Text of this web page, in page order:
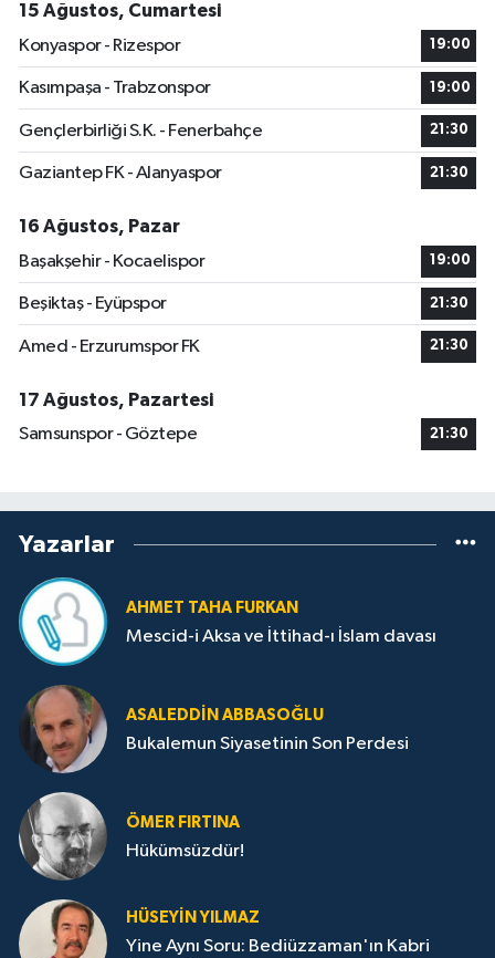
15 Ağustos, Cumartesi
Konyaspor - Rizespor
19:00
Kasımpaşa - Trabzonspor 19:00
Gençlerbirliği S.K. - Fenerbahçe 21:30
Gaziantep FK - Alanyaspor 21:30
16 Ağustos, Pazar
Başakşehir - Kocaelispor
19:00
Beşiktaş - Eyüpspor 21:30
Amed - Erzurumspor FK 21:30
17 Ağustos, Pazartesi
Samsunspor - Göztepe
21:30
Yazarlar
AHMET TAHA FURKAN
Mescid-i Aksa ve İttihad-ı İslam davası
ASALEDDIN ABBASOĞLU
Bukalemun Siyasetinin Son Perdesi
ÖMER FIRTINA
Hükümsüzdür!
HÜSEYIN YILMAZ
Yine Aynı Soru: Bediüzzaman'ın Kabri